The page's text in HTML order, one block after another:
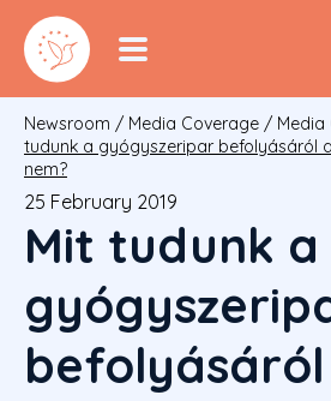
Newsroom / Media Coverage / Media
tudunk a gyógyszeripar befolyásáról
nem?
25 February 2019
Mit tudunk a